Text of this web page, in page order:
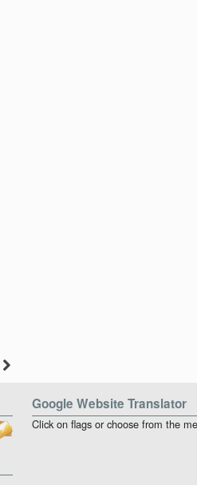
Google Website Translator
Click on flags or choose from the